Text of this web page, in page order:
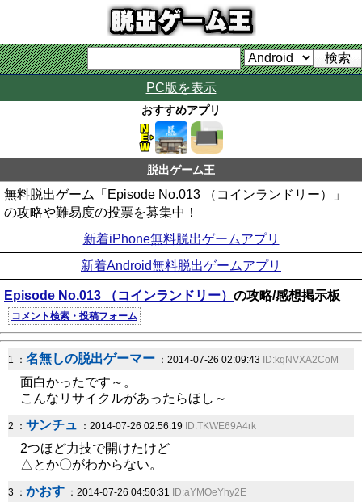
PC版を表示
おすすめアプリ
脱出ゲーム王
無料脱出ゲーム「Episode No.013 （コインランドリー）」
の攻略や難易度の投票を募集中！
新着iPhone無料脱出ゲームアプリ
新着Android無料脱出ゲームアプリ
Episode No.013 （コインランドリー） の攻略/感想掲示板
コメント検索・投稿フォーム
1 ： 名無しの脱出ゲーマー ：2014-07-26 02:09:43 ID:kqNVXA2CoM
面白かったです～。
こんなリサイクルがあったらほし～
2 ： サンチュ ：2014-07-26 02:56:19 ID:TKWE69A4rk
2つほど力技で開けたけど
△とか〇がわからない。
3 ： かおす ：2014-07-26 04:50:31 ID:aYMOeYhy2E